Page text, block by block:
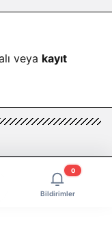
veya kayıt
Bildirimler
0